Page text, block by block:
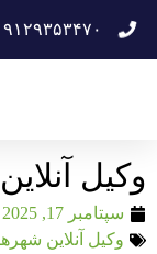
وکیل
سپتامبر 17, 2025
وکیل آنلاین